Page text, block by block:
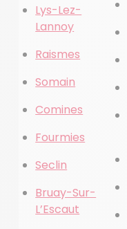
Lys-Lez-
Lannoy
Raismes
Somain
Comines
Fourmies
Seclin
Bruay-Sur-
L’Escaut